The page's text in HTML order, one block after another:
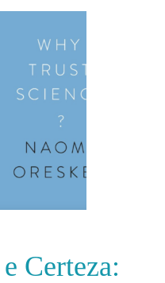
Certeza: